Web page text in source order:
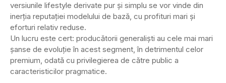
versiunile lifestyle derivate pur și simplu se vor vinde din
inerția reputației modelului de bază, cu profituri mari și
eforturi relativ reduse.
Un lucru este cert: producătorii generaliști au cele mai mari
șanse de evoluție în acest segment, în detrimentul celor
premium, odată cu privilegierea de către public a
caracteristicilor pragmatice.